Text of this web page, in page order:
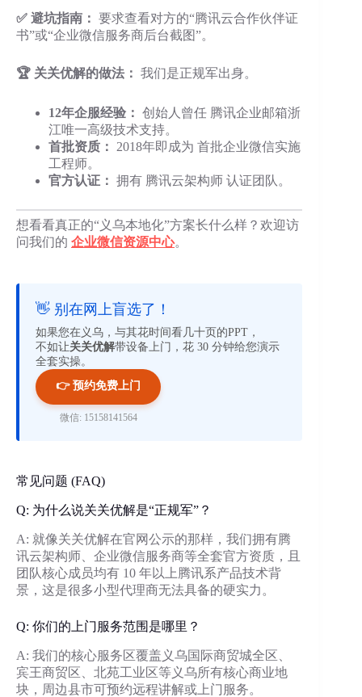
✅ 避坑指南： 要求查看对方的“腾讯云合作伙伴证
书”或“企业微信服务商后台截图”。
🏆 关关优解的做法： 我们是正规军出身。
12年企服经验： 创始人曾任 腾讯企业邮箱浙
江唯一高级技术支持。
首批资质：
2018年即成为 首批企业微信实施
工程师。
官方认证： 拥有 腾讯云架构师 认证团队。
想看看真正的“义乌本地化”方案长什么样？欢迎访
问我们的 企业微信资源中心。
👋 别在网上盲选了！
如果您在义乌，与其花时间看几十页的PPT，
不如让关关优解带设备上门，花 30 分钟给您演示
全套实操。
👉 预约免费上门
微信: 15158141564
常见问题 (FAQ)
Q: 为什么说关关优解是“正规军”？
A: 就像关关优解在官网公示的那样，我们拥有腾
讯云架构师、企业微信服务商等全套官方资质，且
团队核心成员均有 10 年以上腾讯系产品技术背
景，这是很多小型代理商无法具备的硬实力。
Q: 你们的上门服务范围是哪里？
A: 我们的核心服务区覆盖义乌国际商贸城全区、
宾王商贸区、北苑工业区等义乌所有核心商业地
块，周边县市可预约远程讲解或上门服务。